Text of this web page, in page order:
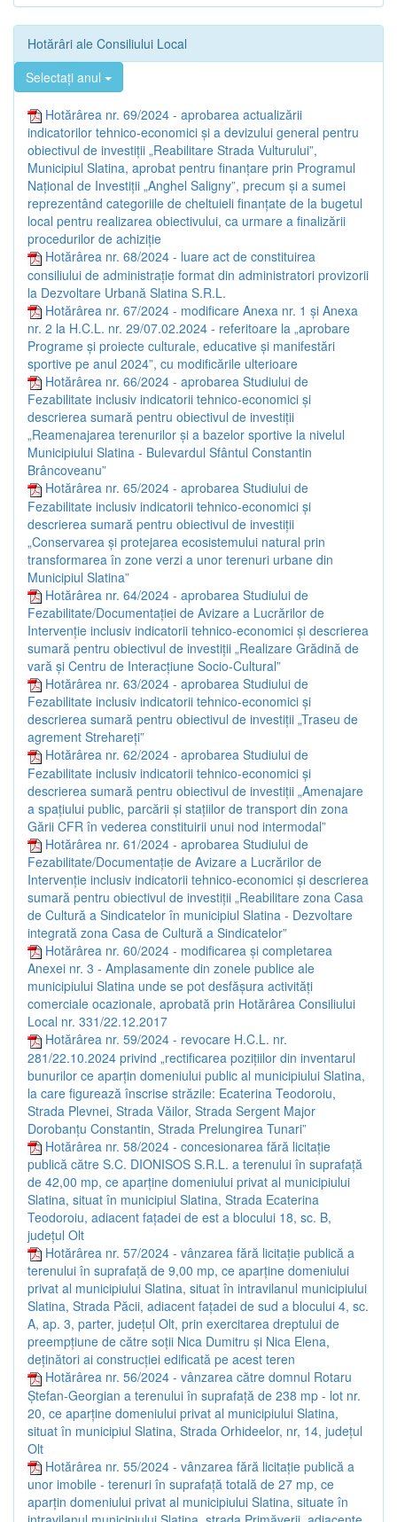
Hotărâri ale Consiliului Local
Selectați anul
Hotărârea nr. 69/2024 - aprobarea actualizării
indicatorilor tehnico-economici și a devizului general pentru
obiectivul de investiții „Reabilitare Strada Vulturului”,
Municipiul Slatina, aprobat pentru finanțare prin Programul
Național de Investiții „Anghel Saligny”, precum și a sumei
reprezentând categoriile de cheltuieli finanțate de la bugetul
local pentru realizarea obiectivului, ca urmare a finalizării
procedurilor de achiziție
Hotărârea nr. 68/2024 - luare act de constituirea
consiliului de administrație format din administratori provizorii
la Dezvoltare Urbană Slatina S.R.L.
Hotărârea nr. 67/2024 - modificare Anexa nr. 1 și Anexa
nr. 2 la H.C.L. nr. 29/07.02.2024 - referitoare la „aprobare
Programe și proiecte culturale, educative și manifestări
sportive pe anul 2024”, cu modificările ulterioare
Hotărârea nr. 66/2024 - aprobarea Studiului de
Fezabilitate inclusiv indicatorii tehnico-economici și
descrierea sumară pentru obiectivul de investiții
„Reamenajarea terenurilor și a bazelor sportive la nivelul
Municipiului Slatina - Bulevardul Sfântul Constantin
Brâncoveanu”
Hotărârea nr. 65/2024 - aprobarea Studiului de
Fezabilitate inclusiv indicatorii tehnico-economici și
descrierea sumară pentru obiectivul de investiții
„Conservarea și protejarea ecosistemului natural prin
transformarea în zone verzi a unor terenuri urbane din
Municipiul Slatina”
Hotărârea nr. 64/2024 - aprobarea Studiului de
Fezabilitate/Documentației de Avizare a Lucrărilor de
Intervenție inclusiv indicatorii tehnico-economici și descrierea
sumară pentru obiectivul de investiții „Realizare Grădină de
vară și Centru de Interacțiune Socio-Cultural”
Hotărârea nr. 63/2024 - aprobarea Studiului de
Fezabilitate inclusiv indicatorii tehnico-economici și
descrierea sumară pentru obiectivul de investiții „Traseu de
agrement Strehareți”
Hotărârea nr. 62/2024 - aprobarea Studiului de
Fezabilitate inclusiv indicatorii tehnico-economici și
descrierea sumară pentru obiectivul de investiții „Amenajare
a spațiului public, parcării și stațiilor de transport din zona
Gării CFR în vederea constituirii unui nod intermodal”
Hotărârea nr. 61/2024 - aprobarea Studiului de
Fezabilitate/Documentație de Avizare a Lucrărilor de
Intervenție inclusiv indicatorii tehnico-economici și descrierea
sumară pentru obiectivul de investiții „Reabilitare zona Casa
de Cultură a Sindicatelor în municipiul Slatina - Dezvoltare
integrată zona Casa de Cultură a Sindicatelor”
Hotărârea nr. 60/2024 - modificarea și completarea
Anexei nr. 3 - Amplasamente din zonele publice ale
municipiului Slatina unde se pot desfășura activități
comerciale ocazionale, aprobată prin Hotărârea Consiliului
Local nr. 331/22.12.2017
Hotărârea nr. 59/2024 - revocare H.C.L. nr.
281/22.10.2024 privind „rectificarea pozițiilor din inventarul
bunurilor ce aparțin domeniului public al municipiului Slatina,
la care figurează înscrise străzile: Ecaterina Teodoroiu,
Strada Plevnei, Strada Văilor, Strada Sergent Major
Dorobanțu Constantin, Strada Prelungirea Tunari”
Hotărârea nr. 58/2024 - concesionarea fără licitație
publică către S.C. DIONISOS S.R.L. a terenului în suprafață
de 42,00 mp, ce aparține domeniului privat al municipiului
Slatina, situat în municipiul Slatina, Strada Ecaterina
Teodoroiu, adiacent fațadei de est a blocului 18, sc. B,
județul Olt
Hotărârea nr. 57/2024 - vânzarea fără licitație publică a
terenului în suprafață de 9,00 mp, ce aparține domeniului
privat al municipiului Slatina, situat în intravilanul municipiului
Slatina, Strada Păcii, adiacent fațadei de sud a blocului 4, sc.
A, ap. 3, parter, județul Olt, prin exercitarea dreptului de
preempțiune de către soții Nica Dumitru și Nica Elena,
deținători ai construcției edificată pe acest teren
Hotărârea nr. 56/2024 - vânzarea către domnul Rotaru
Ștefan-Georgian a terenului în suprafață de 238 mp - lot nr.
20, ce aparține domeniului privat al municipiului Slatina,
situat în municipiul Slatina, Strada Orhideelor, nr, 14, județul
Olt
Hotărârea nr. 55/2024 - vânzarea fără licitație publică a
unor imobile - terenuri în suprafață totală de 27 mp, ce
aparțin domeniului privat al municipiului Slatina, situate în